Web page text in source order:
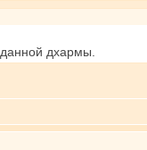
дхармы.